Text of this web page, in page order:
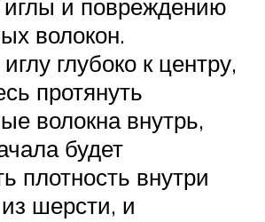
иглы и повреждению
волокон.
глубоко к центру,
протянуть
волокна внутрь,
будет
плотность внутри
шерсти, и